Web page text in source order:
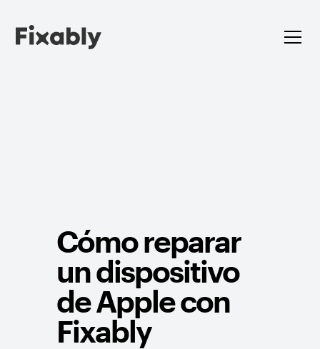
Cómo reparar
un dispositivo
de Apple con
Fixably